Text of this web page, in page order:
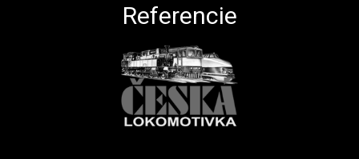
Referencie